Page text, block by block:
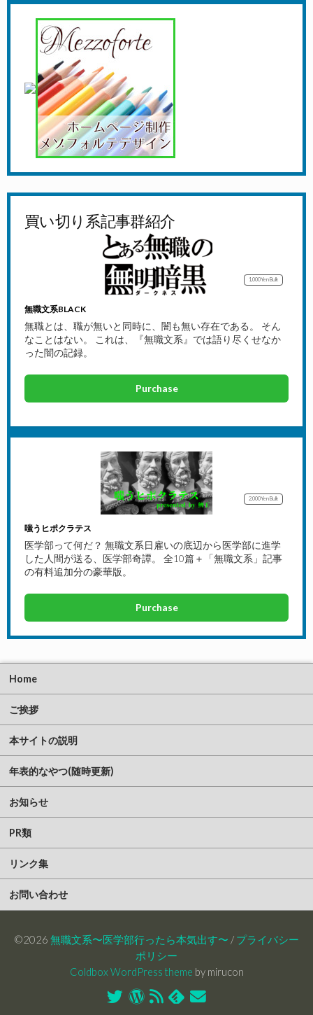
買い切り系記事群紹介
1,000YenBulk
無職文系BLACK
無職とは、職が無いと同時に、闇も無い存在である。 そん
なことはない。 これは、『無職文系』では語り尽くせなか
った闇の記録。
Purchase
2,000YenBulk
嗤うヒポクラテス
医学部って何だ？ 無職文系日雇いの底辺から医学部に進学
した人間が送る、医学部奇譚。 全10篇＋「無職文系」記事
の有料追加分の豪華版。
Purchase
Home
ご挨拶
本サイトの説明
年表的なやつ(随時更新)
お知らせ
PR類
リンク集
お問い合わせ
©2026 無職文系〜医学部行ったら本気出す〜 / プライバシー
ポリシー
Coldbox WordPress theme by mirucon
TwitterWordPress
RSS Feedlyお